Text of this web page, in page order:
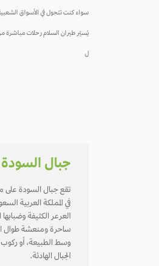
سواء كنت تتجول في الأسواق
يُسيّر طيران السلام رحلات مباشرة
ل
جبال السودة
تقع جبال السودة على
في المملكة العربية
العرعر الكثيفة
ساحرة ومنعشة طوال
وسط الطبيعة، أو ركوب
الجبال الهادئة.